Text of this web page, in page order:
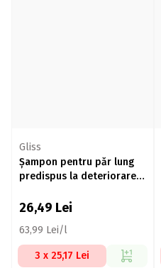
Gliss
Șampon pentru păr lung
predispus la deteriorare
26,49 Lei
63,99 Lei/l
3 x 25,17 Lei